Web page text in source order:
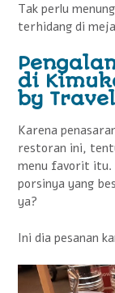
Tak perlu
terhidang di
di
by
Karena
restoran ini,
menu favorit itu.
porsinya yang
ya?
Ini dia pesanan